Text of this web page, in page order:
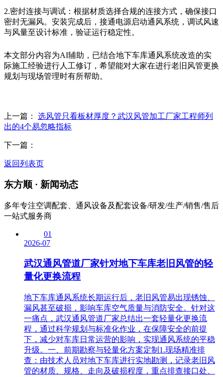
2.密封连接与调试：根据材质选择合规的连接方式，确保接口
密封无漏风。安装完成后，接通电源启动通风系统，调试风速
与风量至设计标准，验证运行稳定性。
本文部分内容为AI辅助，已结合地下车库通风系统改造的实
际施工经验进行人工修订，希望能对大家在进行老旧风管更换
规划与现场管理时有所帮助。
上一篇： 选风管只看板材厚度？武汉风管加工厂家工程师列
出的4个易忽略指标
下一篇：
返回列表页
东方顺 · 新闻动态
多年专注空调配套、通风设备及配套设备/研发/生产/销售/售后
一站式服务商
01
2026-07
武汉通风管道厂家针对地下车库老旧风管的轻
量化更换流程
地下车库通风系统长期运行后，老旧风管易出现锈蚀、
漏风甚至破损，影响车库空气质量与消防安全。针对这
一痛点，武汉通风管道厂家总结出一套轻量化更换流
程，通过科学规划与标准化作业，在保障安全的前提
下，减少对车库日常运营的影响，实现通风系统的平稳
升级。一、前期勘察与轻量化方案定制1.现场精准排
查：由技术人员对地下车库进行实地勘测，记录老旧风
管的材质、规格、走向及破损程度，重点排查接口处、